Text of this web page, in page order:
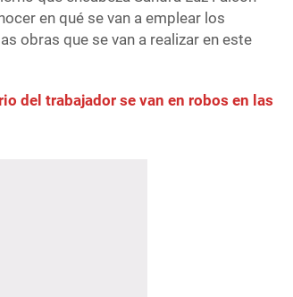
en qué se van a emplear los
obras que se van a realizar en este
del trabajador se van en robos en las